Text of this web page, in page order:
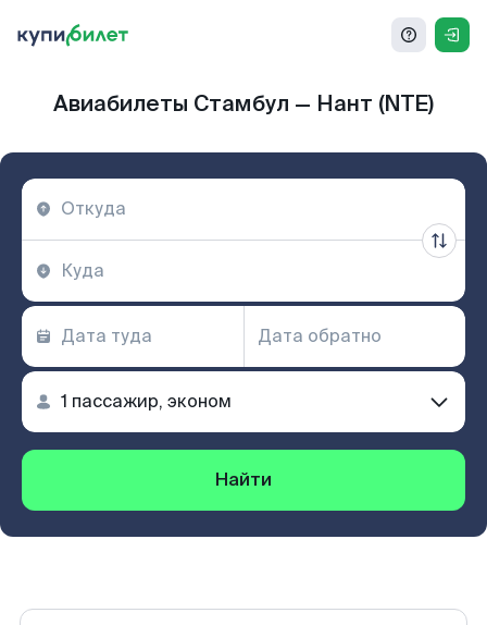
Авиабилеты Стамбул — Нант (NTE)
Найти